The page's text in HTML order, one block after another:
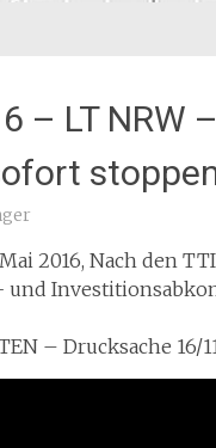
– LT NRW
2016, Nach den
und
– Drucksache 16/